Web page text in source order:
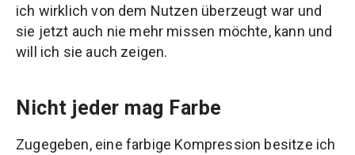
ich wirklich von dem Nutzen überzeugt war und
sie jetzt auch nie mehr missen möchte, kann und
will ich sie auch zeigen.
Nicht jeder mag Farbe
Zugegeben, eine farbige Kompression besitze ich